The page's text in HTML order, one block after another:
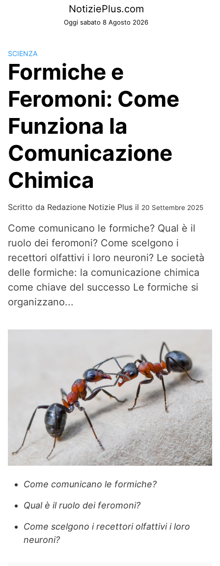
NotiziePlus.com
Oggi sabato 8 Agosto 2026
SCIENZA
Formiche e
Feromoni: Come
Funziona la
Comunicazione
Chimica
Scritto da Redazione Notizie Plus il 20 Settembre 2025
Come comunicano le formiche? Qual è il
ruolo dei feromoni? Come scelgono i
recettori olfattivi i loro neuroni? Le società
delle formiche: la comunicazione chimica
come chiave del successo Le formiche si
organizzano...
Come comunicano le formiche?
Qual è il ruolo dei feromoni?
Come scelgono i recettori olfattivi i loro
neuroni?